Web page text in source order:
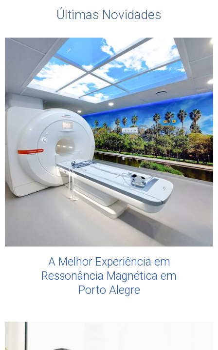
Últimas Novidades
A Melhor Experiência em
Ressonância Magnética em
Porto Alegre